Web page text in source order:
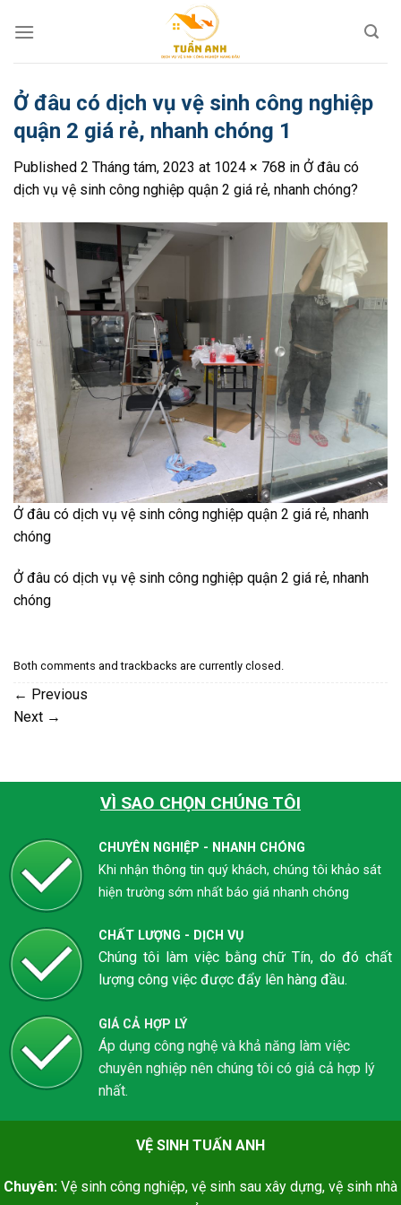
Ở đâu có dịch vụ vệ sinh công nghiệp
quận 2 giá rẻ, nhanh chóng 1
Published 2 Tháng tám, 2023 at 1024 × 768 in Ở đâu có
dịch vụ vệ sinh công nghiệp quận 2 giá rẻ, nhanh chóng?
Ở đâu có dịch vụ vệ sinh công nghiệp quận 2 giá rẻ, nhanh
chóng
Ở đâu có dịch vụ vệ sinh công nghiệp quận 2 giá rẻ, nhanh
chóng
Both comments and trackbacks are currently closed.
← Previous
Next →
VÌ SAO CHỌN CHÚNG TÔI
CHUYÊN NGHIỆP - NHANH CHÓNG
Khi nhận thông tin quý khách, chúng tôi khảo sát
hiện trường sớm nhất báo giá nhanh chóng
CHẤT LƯỢNG - DỊCH VỤ
Chúng tôi làm việc bằng chữ Tín, do đó chất
lượng công việc được đẩy lên hàng đầu.
GIÁ CẢ HỢP LÝ
Áp dụng công nghệ và khả năng làm việc
chuyên nghiệp nên chúng tôi có giả cả hợp lý
nhất.
VỆ SINH TUẤN ANH
Chuyên: Vệ sinh công nghiệp, vệ sinh sau xây dựng, vệ sinh nhà